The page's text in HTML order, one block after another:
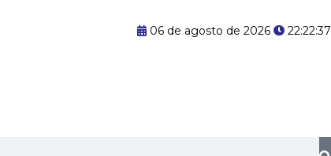
06 de agosto de 2026 22:22:38